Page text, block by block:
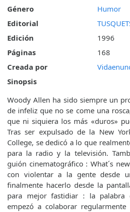
Género
Humor
Editorial
Edición
1996
Páginas
168
Creada por
Sinopsis
Woody Allen ha sido siempre un
de infeliz que no se come una
que ni siquiera los más «duros»
Tras ser expulsado de la New
College, se dedicó a lo que
para la radio y la televisión.
guión cinematográfico : What´s
con violentar a la gente desde
finalmente hacerlo desde la
para mejor fastidiar : la palabra
empezó a colaborar